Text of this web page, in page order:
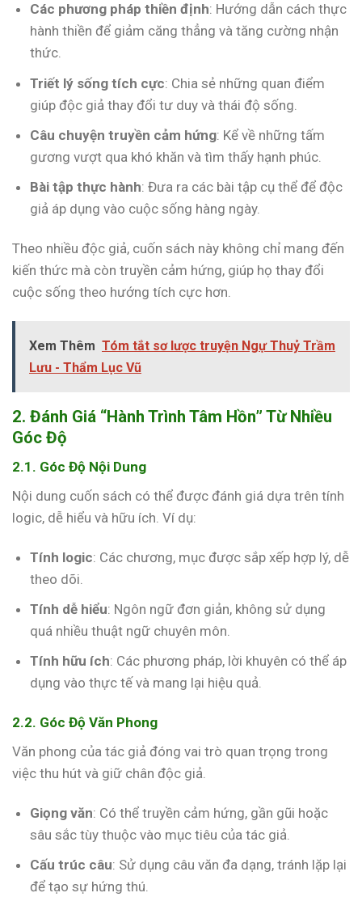
Các phương pháp thiền định: Hướng dẫn cách thực
hành thiền để giảm căng thẳng và tăng cường nhận
thức.
Triết lý sống tích cực: Chia sẻ những quan điểm
giúp độc giả thay đổi tư duy và thái độ sống.
Câu chuyện truyền cảm hứng: Kể về những tấm
gương vượt qua khó khăn và tìm thấy hạnh phúc.
Bài tập thực hành: Đưa ra các bài tập cụ thể để độc
giả áp dụng vào cuộc sống hàng ngày.
Theo nhiều độc giả, cuốn sách này không chỉ mang đến
kiến thức mà còn truyền cảm hứng, giúp họ thay đổi
cuộc sống theo hướng tích cực hơn.
Xem Thêm Tóm tắt sơ lược truyện Ngự Thuỷ Trầm
Lưu - Thẩm Lục Vũ
2. Đánh Giá “Hành Trình Tâm Hồn” Từ Nhiều
Góc Độ
2.1. Góc Độ Nội Dung
Nội dung cuốn sách có thể được đánh giá dựa trên tính
logic, dễ hiểu và hữu ích. Ví dụ:
Tính logic: Các chương, mục được sắp xếp hợp lý, dễ
theo dõi.
Tính dễ hiểu: Ngôn ngữ đơn giản, không sử dụng
quá nhiều thuật ngữ chuyên môn.
Tính hữu ích: Các phương pháp, lời khuyên có thể áp
dụng vào thực tế và mang lại hiệu quả.
2.2. Góc Độ Văn Phong
Văn phong của tác giả đóng vai trò quan trọng trong
việc thu hút và giữ chân độc giả.
Giọng văn: Có thể truyền cảm hứng, gần gũi hoặc
sâu sắc tùy thuộc vào mục tiêu của tác giả.
Cấu trúc câu: Sử dụng câu văn đa dạng, tránh lặp lại
để tạo sự hứng thú.